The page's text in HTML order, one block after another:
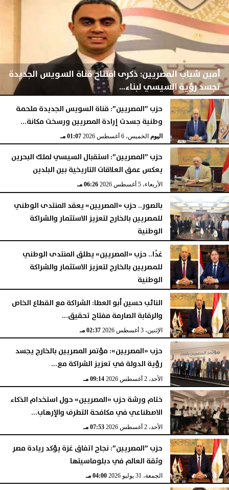
أمين شباب المصريين: ذكرى افتتاح قناة السويس الجديدة
تجسد رؤية السيسي لبناء...
اليومالخميس، 6 أغسطس 2026 07:26 مـ
حزب ”المصريين”: قناة السويس الجديدة ملحمة
وطنية جسدت إرادة المصريين ورسخت مكانة...
اليوم الخميس، 6 أغسطس 2026 01:07 مـ
حزب ”المصريين”: استقبال السيسي لملك البحرين
يعكس عمق العلاقات التاريخية بين البلدين
الأربعاء، 5 أغسطس 2026 06:26 مـ
بالصور.. حزب «المصريين» يعقد المنتدى الوطني
للمصريين بالخارج لتعزيز الاستثمار والشراكة
الوطنية
الثلاثاء، 4 أغسطس 2026
غدًا.. حزب «المصريين» يطلق المنتدى الوطني
للمصريين بالخارج لتعزيز الاستثمار والشراكة
الوطنية
الإثنين، 3 أغسطس 2026
النائب حسين أبو العطا: الشراكة مع القطاع الخاص
والرقابة الصارمة مفتاح تحقيق...
الإثنين، 3 أغسطس 2026 02:37 مـ
حزب «المصريين»: مؤتمر المصريين بالخارج يجسد
رؤية الدولة في تعزيز الشراكة مع...
الأحد، 2 أغسطس 2026 09:14 مـ
ختام ورشة حزب «المصريين» حول استخدام الذكاء
الاصطناعي في مكافحة التطرف والإرهاب...
الأحد، 2 أغسطس 2026 07:53 مـ
حزب ”المصريين”: نجاح اتفاق غزة يؤكد ريادة مصر
وثقة العالم في دبلوماسيتها
الجمعة، 31 يوليو 2026 04:00 مـ